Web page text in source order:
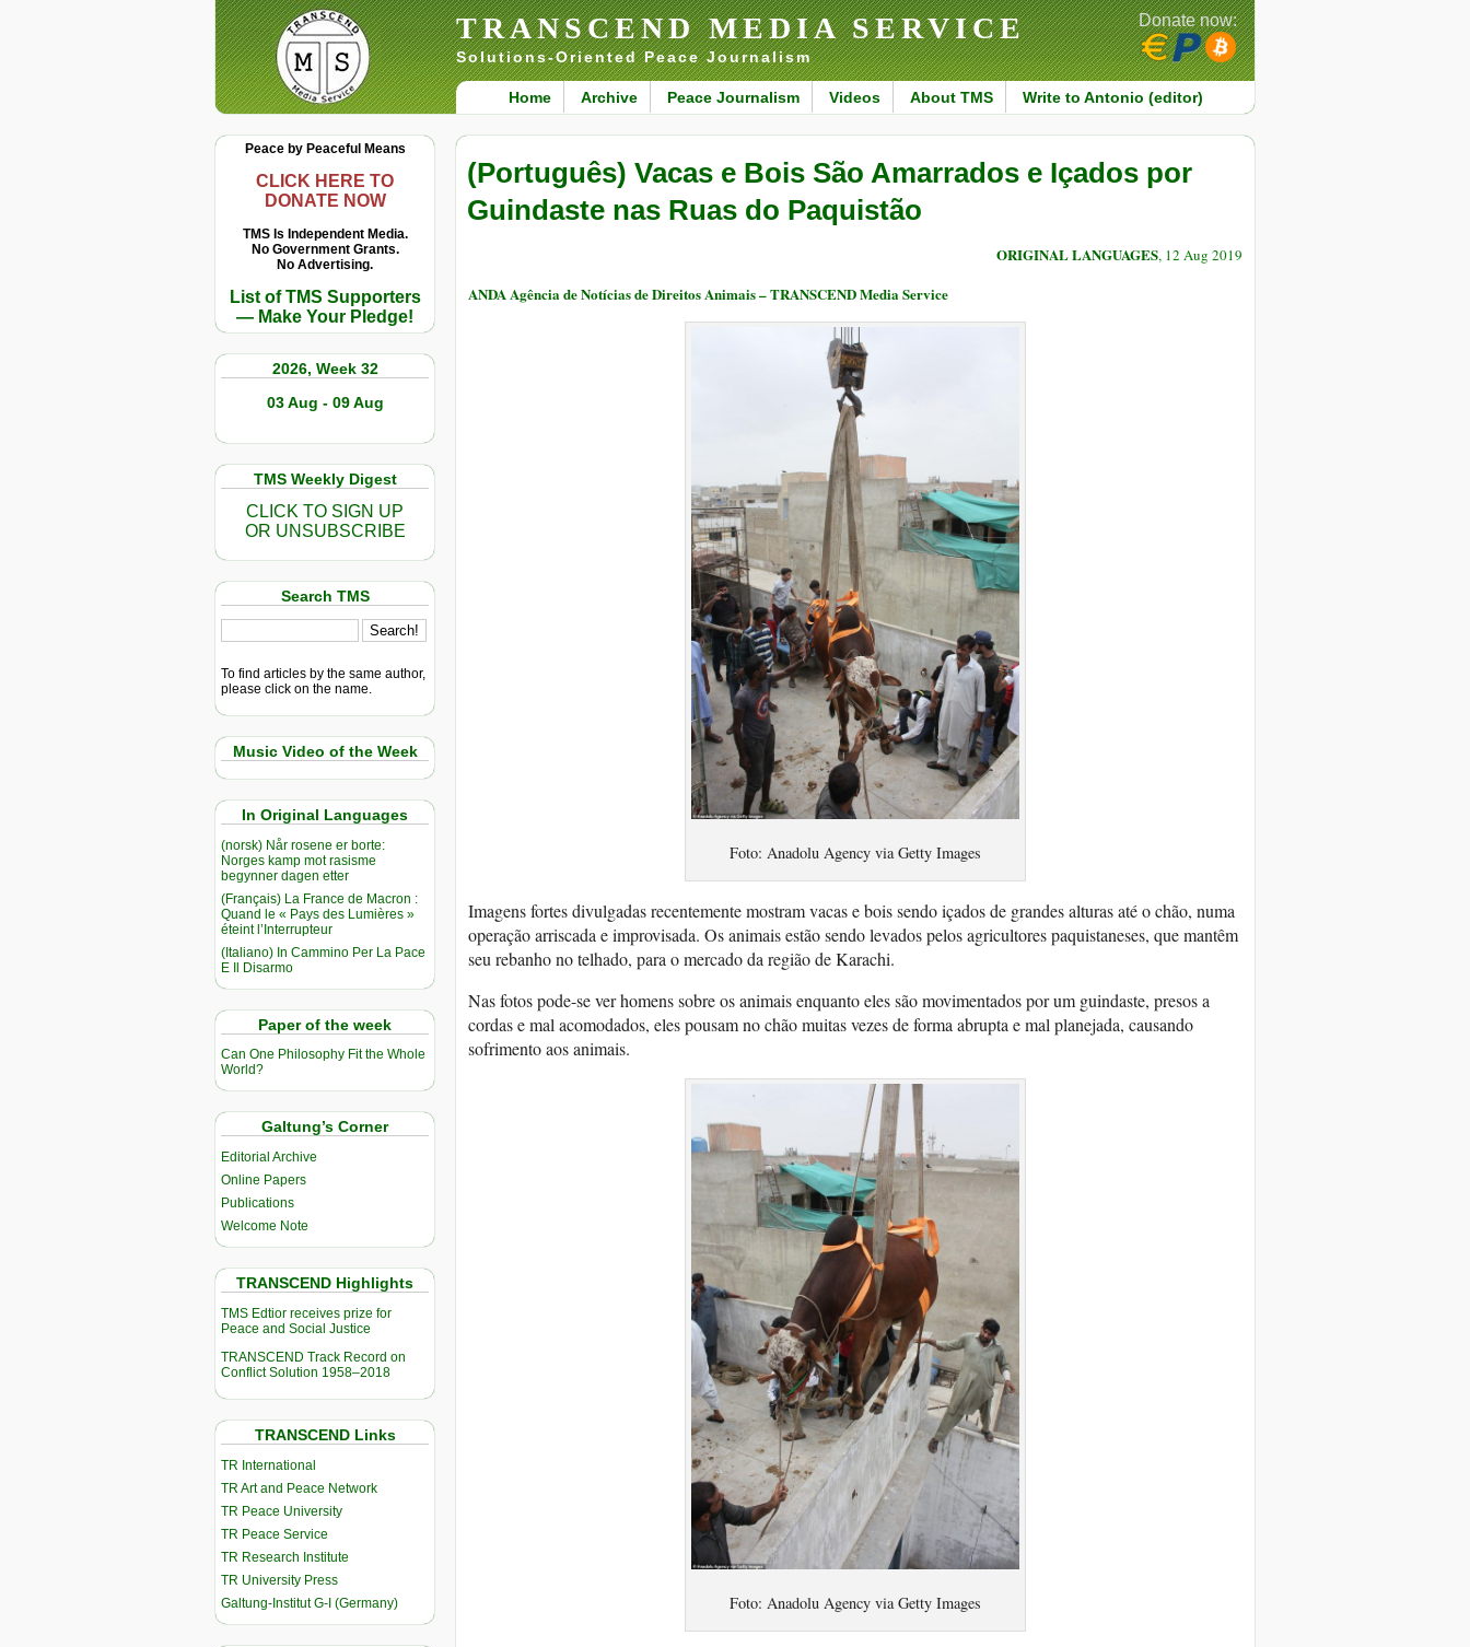
TRANSCEND MEDIA SERVICE
Solutions-Oriented Peace Journalism
Home Archive Peace Journalism Videos About TMS Write to Antonio (editor)
Donate now:
Peace by Peaceful Means
CLICK HERE TO
DONATE NOW
TMS Is Independent Media.
No Government Grants.
No Advertising.
List of TMS Supporters
— Make Your Pledge!
2026, Week 32
03 Aug - 09 Aug
TMS Weekly Digest
CLICK TO SIGN UP
OR UNSUBSCRIBE
Search TMS
To find articles by the same author,
please click on the name.
Music Video of the Week
In Original Languages
(norsk) Når rosene er borte:
Norges kamp mot rasisme
begynner dagen etter
(Français) La France de Macron :
Quand le « Pays des Lumières »
éteint l’Interrupteur
(Italiano) In Cammino Per La Pace
E Il Disarmo
Paper of the week
Can One Philosophy Fit the Whole
World?
Galtung’s Corner
Editorial Archive
Online Papers
Publications
Welcome Note
TRANSCEND Highlights
TMS Edtior receives prize for
Peace and Social Justice
TRANSCEND Track Record on
Conflict Solution 1958–2018
TRANSCEND Links
TR International
TR Art and Peace Network
TR Peace University
TR Peace Service
TR Research Institute
TR University Press
Galtung-Institut G-I (Germany)
(Português) Vacas e Bois São Amarrados e Içados por
Guindaste nas Ruas do Paquistão
ORIGINAL LANGUAGES, 12 Aug 2019
ANDA Agência de Notícias de Direitos Animais – TRANSCEND Media Service
Foto: Anadolu Agency via Getty Images
Imagens fortes divulgadas recentemente mostram vacas e bois sendo içados de grandes alturas até o chão, numa
operação arriscada e improvisada. Os animais estão sendo levados pelos agricultores paquistaneses, que mantêm
seu rebanho no telhado, para o mercado da região de Karachi.
Nas fotos pode-se ver homens sobre os animais enquanto eles são movimentados por um guindaste, presos a
cordas e mal acomodados, eles pousam no chão muitas vezes de forma abrupta e mal planejada, causando
sofrimento aos animais.
Foto: Anadolu Agency via Getty Images